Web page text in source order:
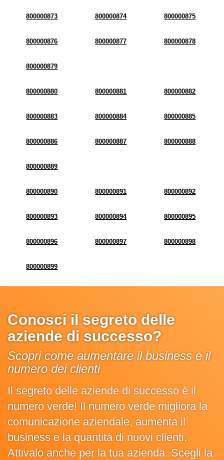
800000873 800000874 800000875
800000876 800000877 800000878
800000879
800000880 800000881 800000882
800000883 800000884 800000885
800000886 800000887 800000888
800000889
800000890 800000891 800000892
800000893 800000894 800000895
800000896 800000897 800000898
800000899
Conosci il segreto delle
aziende di successo?
Scopri come aumentare il business e il
numero dei clienti
Il segreto delle aziende di successo è il
numero verde! Il numero verde migliora la
comunicazione aziendale, aumenta il
business e la quantità di nuovi clienti.
Attivalo anche per la tua azienda. Scegli la